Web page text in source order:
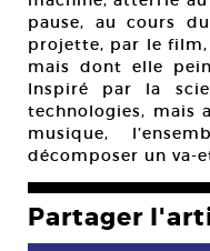
pause, au cours
projette, par le film,
mais dont elle
Inspiré par la
technologies, mais
musique,
décomposer un va-
Partager